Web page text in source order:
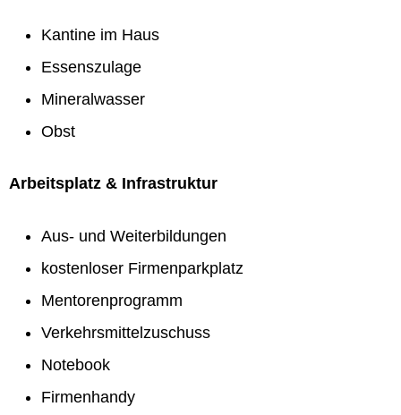
Kantine im Haus
Essenszulage
Mineralwasser
Obst
Arbeitsplatz & Infrastruktur
Aus- und Weiterbildungen
kostenloser Firmenparkplatz
Mentorenprogramm
Verkehrsmittelzuschuss
Notebook
Firmenhandy